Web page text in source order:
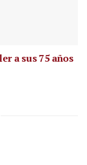
a sus 75 años